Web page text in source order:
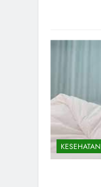
KESEHATAN